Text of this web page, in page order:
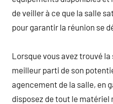
de veiller à ce que la salle
pour garantir la réunion se
Lorsque vous avez trouvé
meilleur parti de son
agencement de la salle, en
disposez de tout le matériel